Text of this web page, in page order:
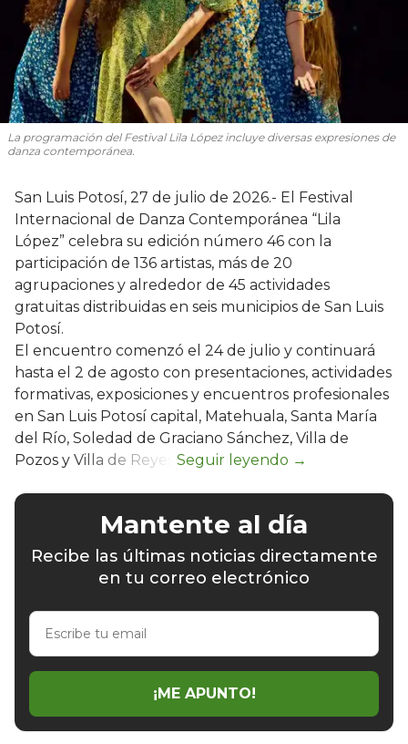
La programación del Festival Lila López incluye diversas expresiones de
danza contemporánea.
San Luis Potosí, 27 de julio de 2026.- El Festival
Internacional de Danza Contemporánea “Lila
López” celebra su edición número 46 con la
participación de 136 artistas, más de 20
agrupaciones y alrededor de 45 actividades
gratuitas distribuidas en seis municipios de San Luis
Potosí.
El encuentro comenzó el 24 de julio y continuará
hasta el 2 de agosto con presentaciones, actividades
formativas, exposiciones y encuentros profesionales
en San Luis Potosí capital, Matehuala, Santa María
del Río, Soledad de Graciano Sánchez, Villa de
Pozos y Villa de Reyes.
Mantente al día
Recibe las últimas noticias directamente
en tu correo electrónico
Escribe
email
¡ME APUNTO!